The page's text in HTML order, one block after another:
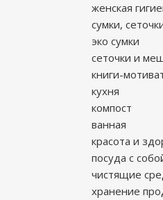
женская
сумки,
эко сумки
сеточки и
книги-
кухня
компост
ванная
красота и
посуда с
чистящие
хранение